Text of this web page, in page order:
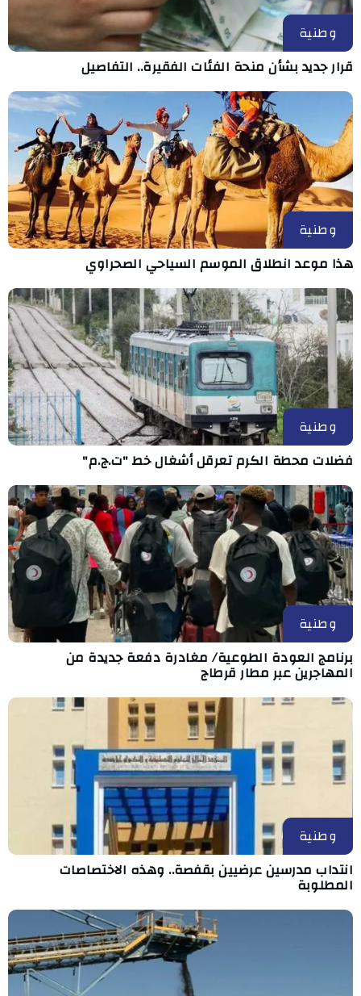
وطنية
قرار جديد بشأن منحة الفئات الفقيرة.. التفاصيل
وطنية
هذا موعد انطلاق الموسم السياحي الصحراوي
وطنية
فضلات محطة الكرم تعرقل أشغال خط "ت.ج.م"
وطنية
برنامج العودة الطوعية/ مغادرة دفعة جديدة من
المهاجرين عبر مطار قرطاج
وطنية
انتداب مدرسين عرضيين بقفصة.. وهذه الاختصاصات
المطلوبة